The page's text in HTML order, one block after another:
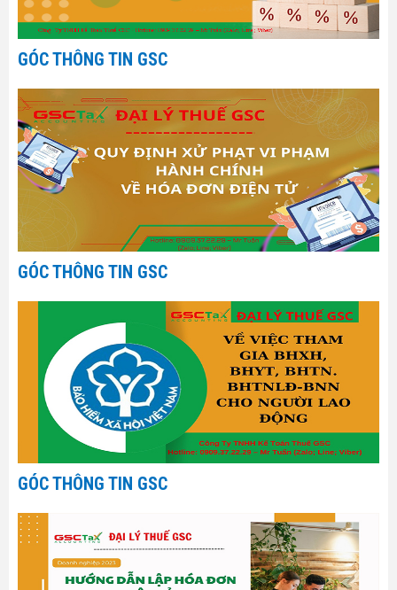
GÓC THÔNG TIN GSC
GÓC THÔNG TIN GSC
GÓC THÔNG TIN GSC